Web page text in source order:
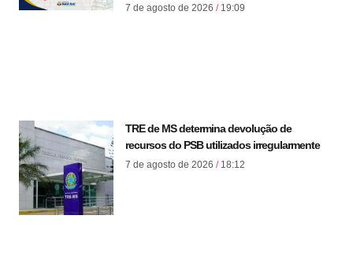
7 de agosto de 2026 19:09
TRE de MS determina devolução de
recursos do PSB utilizados irregularmente
7 de agosto de 2026 18:12